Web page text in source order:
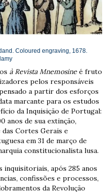
Coloured engraving, 1678.
à Revista Mnemosine é fruto
pelos responsáveis
a partir dos esforços
marcante para os estudos
da Inquisição de Portugal:
anos de sua extinção,
Cortes Gerais e
em 31 de março de
constitucionalista lusa.
inquisitoriais, após 285 anos
confissões e processos,
da Revolução